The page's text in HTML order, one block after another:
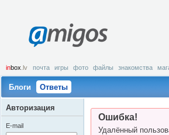
amigos
inbox .lv почта игры фото файлы знакомства
Блоги Ответы
Ошибка!
Удалённый
Авторизация
E-mail